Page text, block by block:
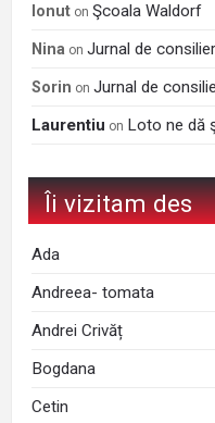
Ionut onŞcoala Waldorf
Nina onJurnal de
Sorin onJurnal de
Laurentiu on Loto ne dă
Îi vizitam des
Ada
Andreea- tomata
Andrei Crivăț
Bogdana
Cetin